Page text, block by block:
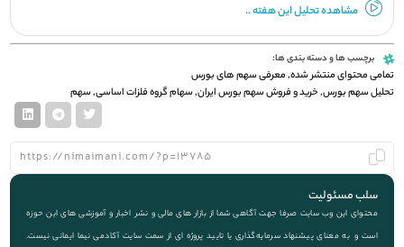
مشاهده تحلیل این هفته ..
برچسب ها و دسته بندی ها:
تمامی محتوای منتشر شده,معرفی سهم های بورس
تحلیل سهم بورس,خرید و فروش سهم بورس ایران,سهام گروه فلزات اساسی,سهم
سلب مسئولیت
محتوای این وب سایت صرفا جهت آگاهی شما از بازار های مالی و نشر اخبار و آموزشی های این حوزه
است و به معنای پیشنهاد سرمایه‌گذاری یا تایید پروژه ای از سمت سایت آکادمی نیما ایمانی نیست.